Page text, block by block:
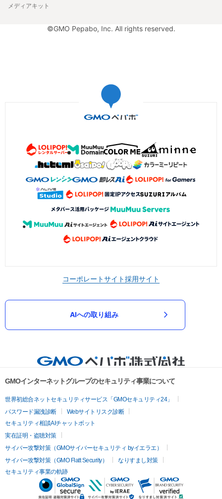
メディアキット
©GMO Pepabo, Inc. All rights reserved.
コーポレートサイト採用サイト
AIへの取り組み
GMOインターネットグループのセキュリティ事業について
世界初総合ネットセキュリティサービス「GMOセキュリティ24」
パスワード漏洩診断
Webサイトリスク診断
セキュリティ相談AIチャットボット
実在証明・盗聴対策
サイバー攻撃対策（GMOサイバーセキュリティ byイエラエ）
サイバー攻撃対策（GMO Flatt Security）
なりすまし対策
セキュリティ事業の軌跡